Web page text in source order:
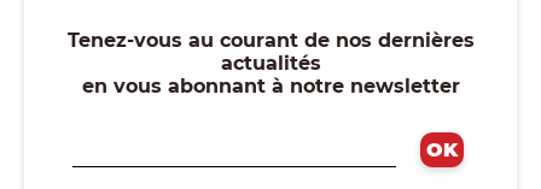
Tenez-vous au courant de nos dernières
actualités
en vous abonnant à notre newsletter